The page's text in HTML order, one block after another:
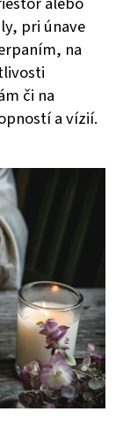
pri únave
na
či na
a vízií.